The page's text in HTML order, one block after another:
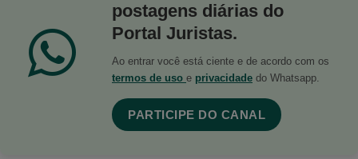
postagens diárias do
Portal Juristas.
Ao entrar você está ciente e de acordo com os
termos de uso e privacidade do Whatsapp.
PARTICIPE DO CANAL